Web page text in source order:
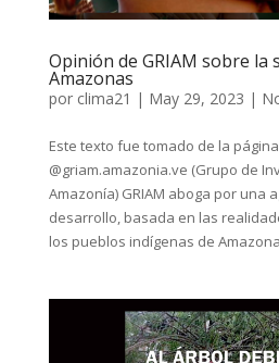
Opinión de GRIAM sobre la
Amazonas
por clima21 | May 29, 2023 |
Este texto fue tomado de la
@griam.amazonia.ve (Grupo de
Amazonía) GRIAM aboga por una
desarrollo, basada en las
los pueblos indígenas de